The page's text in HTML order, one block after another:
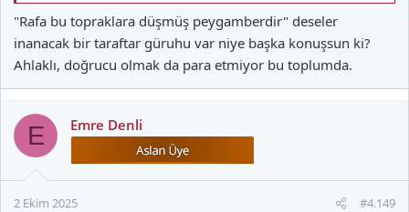
"Rafa bu topraklara düşmüş peygamberdir" deseler
inanacak bir taraftar güruhu var niye başka konuşsun ki?
Ahlaklı, doğrucu olmak da para etmiyor bu toplumda.
E Emre Denli
2 Ekim 2025 #4.149